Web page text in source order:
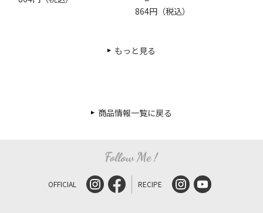
864円（税込）
もっと見る
商品情報一覧に戻る
OFFICIAL RECIPE